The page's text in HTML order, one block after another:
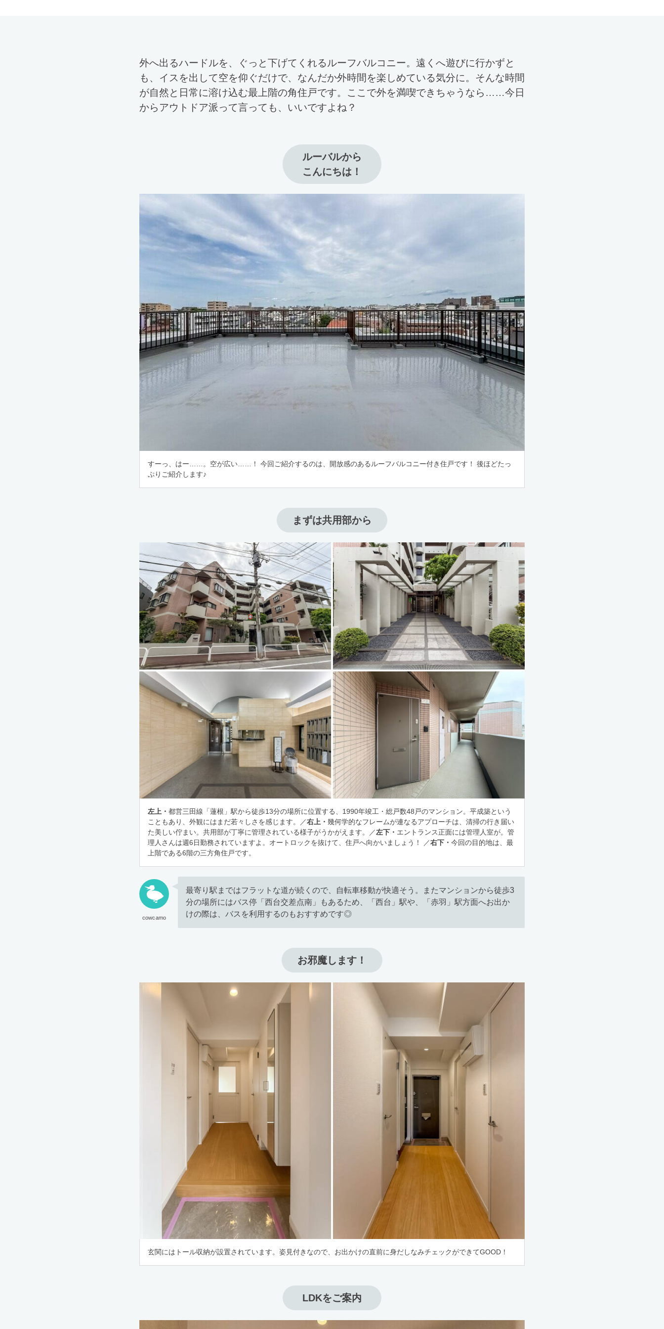
外へ出るハードルを、ぐっと下げてくれるルーフバルコニー。遠くへ遊びに行かずと
も、イスを出して空を仰ぐだけで、なんだか外時間を楽しめている気分に。そんな時間
が自然と日常に溶け込む最上階の角住戸です。ここで外を満喫できちゃうなら……今日
からアウトドア派って言っても、いいですよね？
ルーバルから
こんにちは！
すーっ、はー……。空が広い……！ 今回ご紹介するのは、開放感のあるルーフバルコニー付き住戸です！ 後ほどたっ
ぷりご紹介します♪
まずは共用部から
左上・ 都営三田線「蓮根」駅から徒歩13分の場所に位置する、1990年竣工・総戸数48戸のマンション。平成築という
こともあり、外観にはまだ若々しさを感じます。／右上・ 幾何学的なフレームが連なるアプローチは、清掃の行き届い
た美しい佇まい。共用部が丁寧に管理されている様子がうかがえます。／左下・ エントランス正面には管理人室が。管
理人さんは週6日勤務されていますよ。オートロックを抜けて、住戸へ向かいましょう！ ／右下・ 今回の目的地は、最
上階である6階の三方角住戸です。
cowcamo
最寄り駅まではフラットな道が続くので、自転車移動が快適そう。またマンションから徒歩3
分の場所にはバス停「西台交差点南」もあるため、「西台」駅や、「赤羽」駅方面へお出か
けの際は、バスを利用するのもおすすめです◎
お邪魔します！
玄関にはトール収納が設置されています。姿見付きなので、お出かけの直前に身だしなみチェックができてGOOD！
LDKをご案内